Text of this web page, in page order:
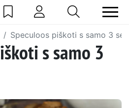
Speculoos piškoti s samo 3
s samo 3